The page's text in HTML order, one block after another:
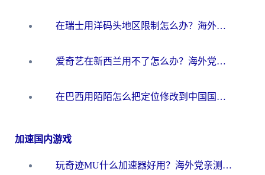
在瑞士用洋码头地区限制怎么办？海外华人必看的回国加速全攻略
爱奇艺在新西兰用不了怎么办？海外党亲测有效的回国加速方案
在巴西用陌陌怎么把定位修改到中国国内？海外党必看的回国加速全攻略
加速国内游戏
玩奇迹MU什么加速器好用？海外党亲测：这款加速器让你告别延迟卡顿！